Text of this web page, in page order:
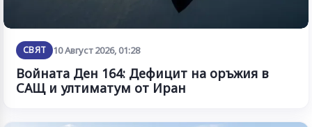
СВЯТ 10 Август 2026, 01:28
Войната Ден 164: Дефицит на оръжия в
САЩ и ултиматум от Иран